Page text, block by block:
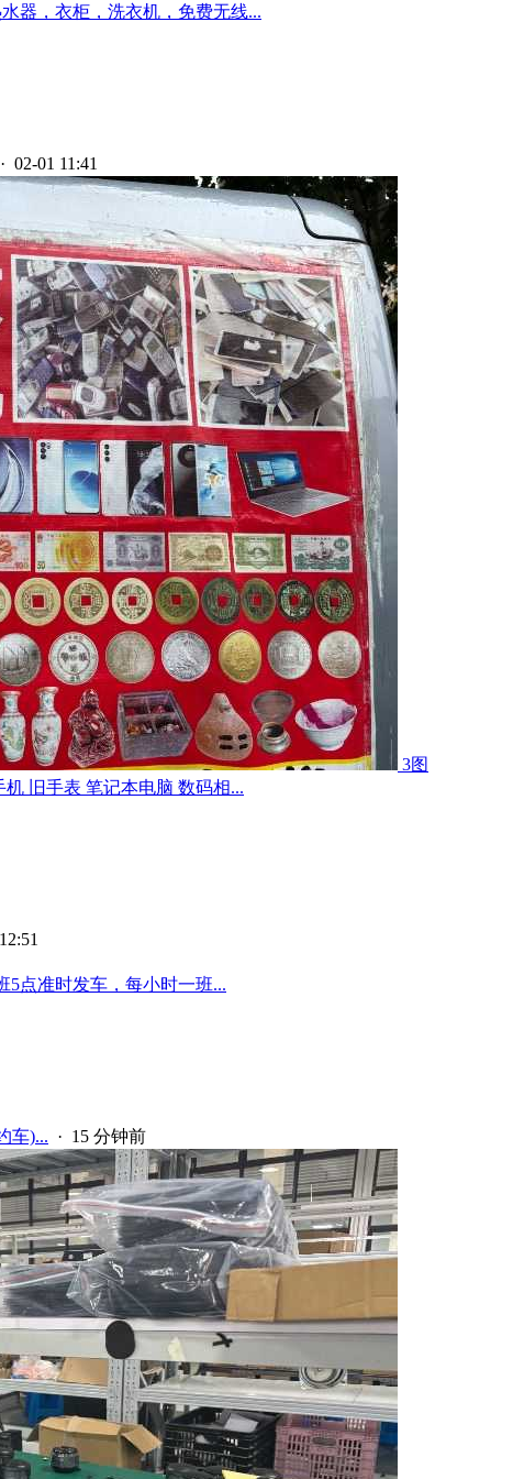
器，衣柜，洗衣机，免费无线...
· 02-01 11:41
3图
旧手表 笔记本电脑 数码相...
5点准时发车，每小时一班...
车)... · 15 分钟前